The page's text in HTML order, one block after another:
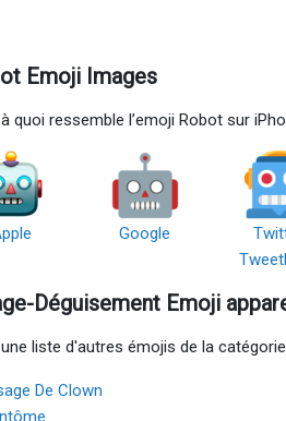
Emoji Images
quoi ressemble l’emoji Robot sur
Google
Déguisement Emoji
liste d'autres émojis de la catégorie
De Clown